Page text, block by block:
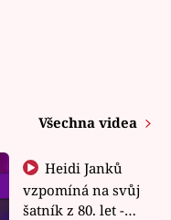
Všechna videa
Heidi Janků
vzpomíná na svůj
šatník z 80. let -